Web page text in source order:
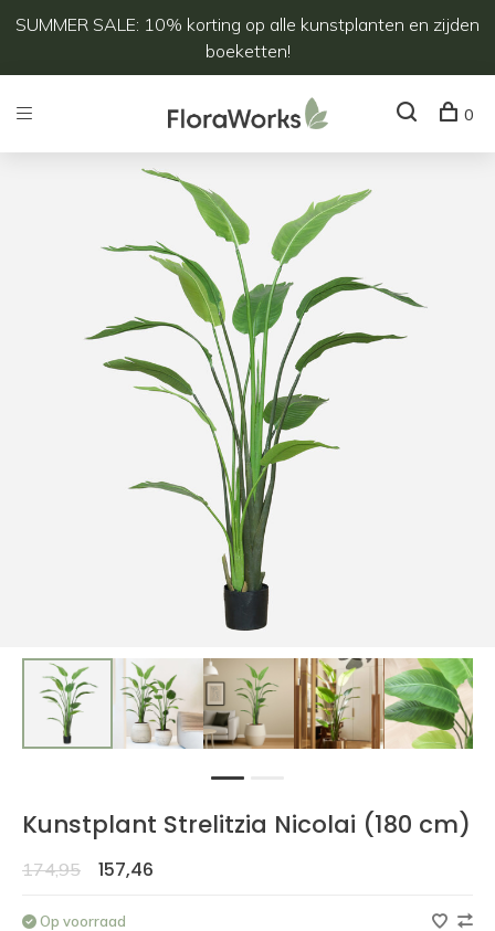
SUMMER SALE: 10% korting op alle kunstplanten en zijden
boeketten!
0
1
Kunstplant Strelitzia Nicolai (180 cm)
174,95 157,46
Op voorraad